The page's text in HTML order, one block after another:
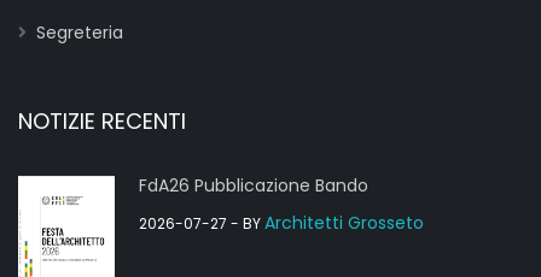
Segreteria
NOTIZIE RECENTI
FdA26 Pubblicazione Bando
2026-07-27 - BYArchitetti Grosseto